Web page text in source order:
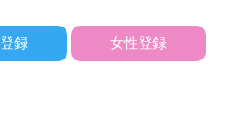
録 女性登録